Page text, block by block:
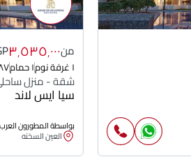
من٣٬٥٣٥٬٠٠٠
١ غرفة نوم ١ حمام ٨٧ متر
شقة - منزل
سيا ايس لاند
بواسطة المطورون
العين السخنه